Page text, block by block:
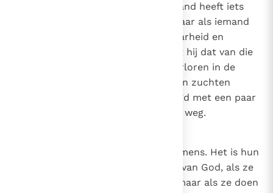
Wat goed is voor de mens. Niemand heeft iets
anders dan leugens en zonde. Maar als iemand
ook maar het kleinste beetje waarheid en
rechtvaardigheid bezit, dan heeft hij dat van die
goddelijke bron waarnaar we, verloren in de
woestijn van deze wereld, moeten zuchten
zodat we, als het ware bevochtigd met een paar
druppels, niet wankelen op onze weg.
De wil van God en de wil van de mens. Het is hun
wil die de mensen doen, niet die van God, als ze
doen wat God onwelgevallig is; maar als ze doen